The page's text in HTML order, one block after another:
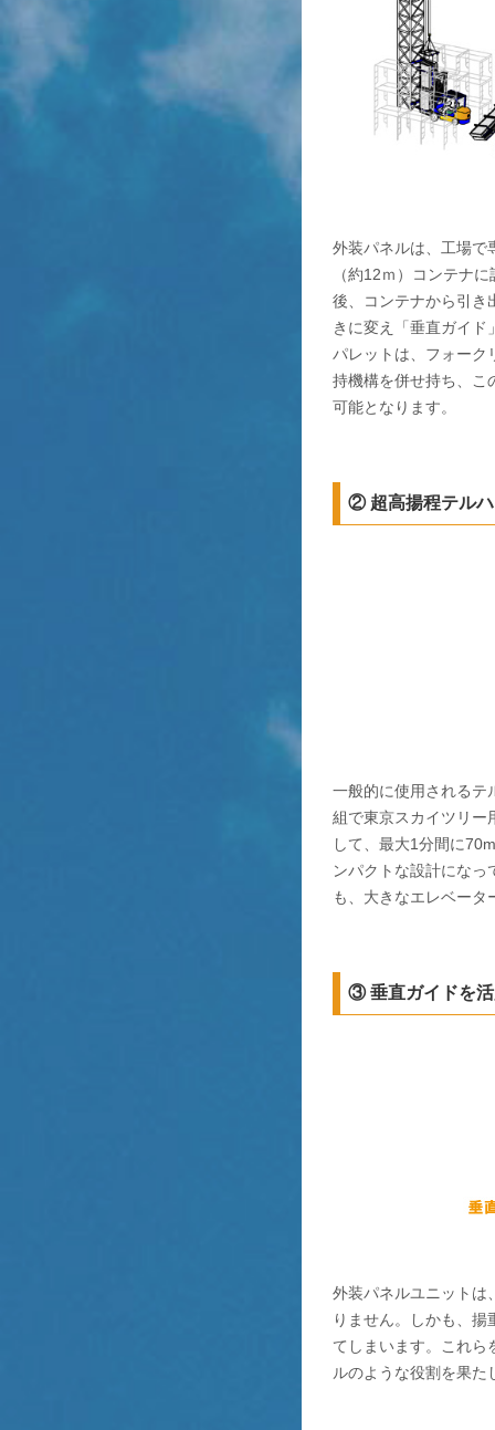
外装パネルは、工場で
（約12ｍ）コンテナ
後、コンテナから引き
きに変え「垂直ガイ
パレットは、フォーク
持機構を併せ持ち、こ
可能となります。
② 超高揚程テルハ
一般的に使用されるテ
組で東京スカイツリー
して、最大1分間に
ンパクトな設計にな
も、大きなエレベー
③ 垂直ガイドを
外装パネルユニットは
りません。しかも、
てしまいます。これら
ルのような役割を果た